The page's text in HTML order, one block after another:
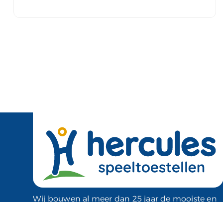
Wij bouwen al meer dan 25 jaar de mooiste en